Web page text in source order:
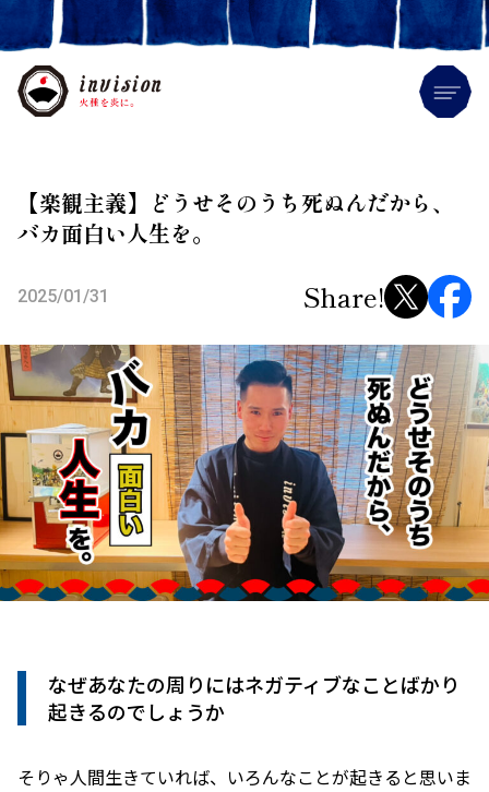
【楽観主義】どうせそのうち死ぬんだから、
バカ面白い人生を。
2025/01/31 Share!
なぜあなたの周りにはネガティブなことばかり
起きるのでしょうか
そりゃ人間生きていれば、いろんなことが起きると思いま